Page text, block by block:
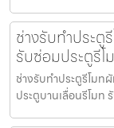
ช่างรับทำประตู
รับซ่อมประตูรีโ
ช่างรับทำประตูรีโมท
ประตูบานเลื่อนรีโมท